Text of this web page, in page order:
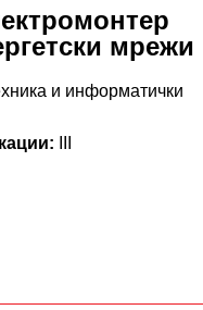
мрежи
и информатички